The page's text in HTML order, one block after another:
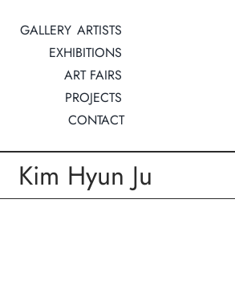
InhaltGALLERY ARTISTS
EXHIBITIONS
ART FAIRS
PROJECTS
CONTACT
Kim Hyun Ju